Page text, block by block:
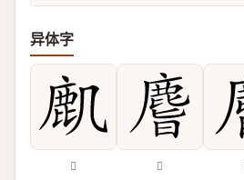
异体字
𪊋 𪊨